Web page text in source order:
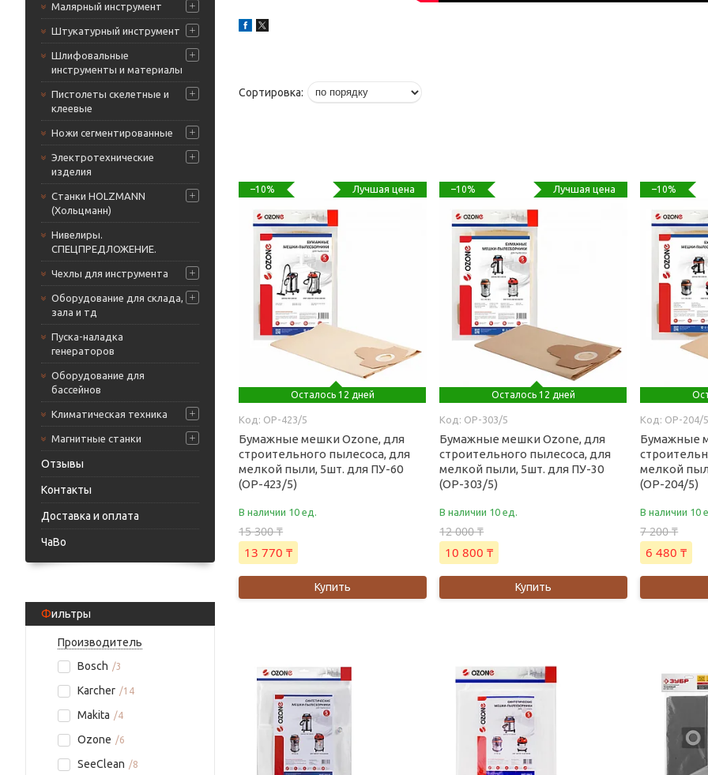
Малярный инструмент
Штукатурный инструмент
Шлифовальные
инструменты и материалы
Пистолеты скелетные и
клеевые
Ножи сегментированные
Электротехнические
изделия
Станки HOLZMANN
(Хольцманн)
Нивелиры.
СПЕЦПРЕДЛОЖЕНИЕ.
Чехлы для инструмента
Оборудование для склада,
зала и тд
Пуска-наладка
генераторов
Оборудование для
бассейнов
Климатическая техника
Магнитные станки
Отзывы
Контакты
Доставка и оплата
ЧаВо
Фильтры
Производитель
Bosch
3
Karcher 14
Makita 4
Ozone 6
SeeClean 8
–10%
Осталось 12 дней
Лучшая цена
OP-423/5
Бумажные мешки Ozone, для
строительного пылесоса, для
мелкой пыли, 5шт. для ПУ-60
(OP-423/5)
В наличии 10 ед.
15 300 ₸
13 770 ₸
Купить
–10%
Осталось 12 дней
Лучшая цена
OP-303/5
Бумажные мешки Ozone, для
строительного пылесоса, для
мелкой пыли, 5шт. для ПУ-30
(OP-303/5)
В наличии 10 ед.
12 000 ₸
10 800 ₸
Купить
–10%
OP-204/5
Бумажные
мелкой
(OP-204/5)
В наличии 10
7 200 ₸
6 480 ₸